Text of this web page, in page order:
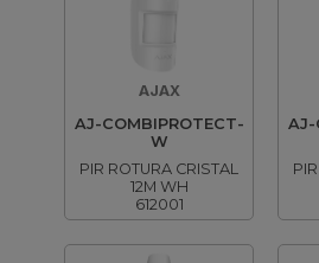
AJAX
AJ-COMBIPROTECT-
W
PIR ROTURA CRISTAL
12M WH
612001
AJ-